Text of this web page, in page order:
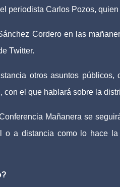
periodista Carlos Pozos,
Cordero en las
Twitter.
otros asuntos
el que hablará sobre la
Mañanera se
o a distancia como lo hace